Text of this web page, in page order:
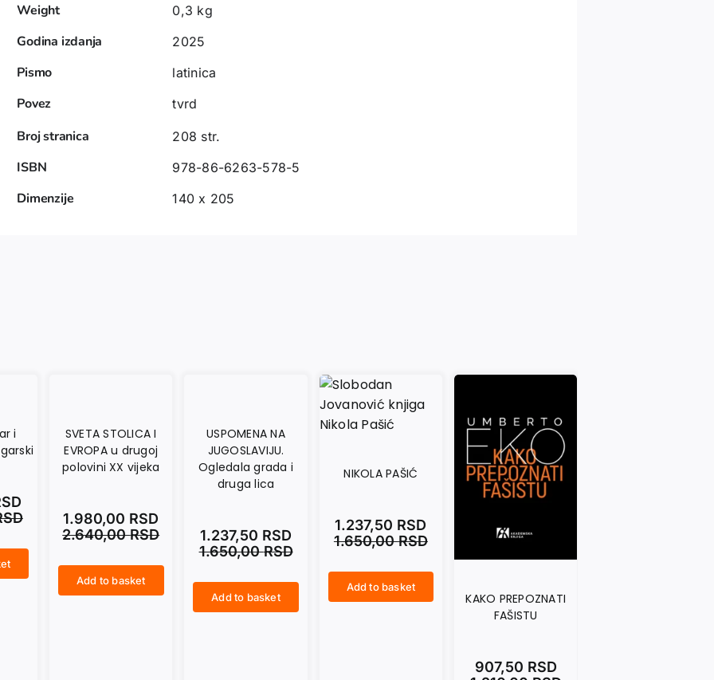
Weight 0,3 kg
Godina izdanja 2025
Pismo latinica
Povez tvrd
Broj stranica 208 str.
ISBN 978-86-6263-578-5
Dimenzije 140 x 205
i
SVETA STOLICA I
EVROPA u drugoj
polovini XX vijeka
2.640,00RSD
1.980,00 RSD
Add to basket
USPOMENA NA
JUGOSLAVIJU.
Ogledala grada i
druga lica
1.650,00RSD
1.237,50 RSD
Add to basket
NIKOLA PAŠIĆ
1.650,00RSD
1.237,50 RSD
Add to basket
KAKO PREPOZNATI
FAŠISTU
907,50 RSD